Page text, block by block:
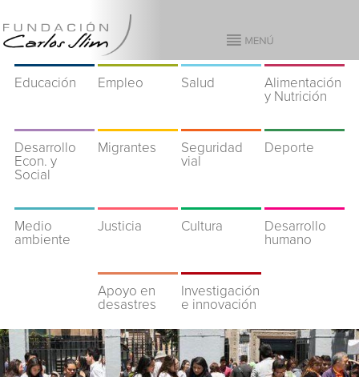
Educación Empleo Salud
Alimentación
y Nutrición
Desarrollo
Econ. y
Social
Migrantes
Seguridad
vial
Deporte
Medio
ambiente
Justicia Cultura
Desarrollo
humano
Apoyo en
desastres
Investigación
e innovación